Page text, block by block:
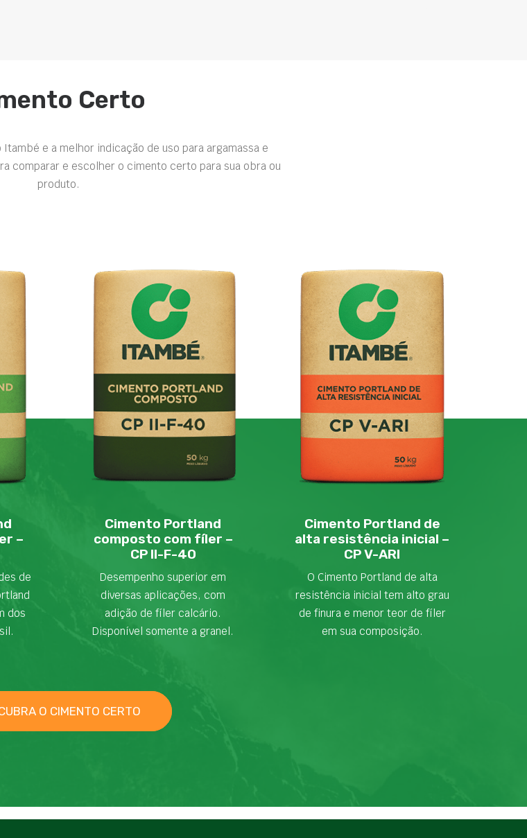
Certo
e a melhor indicação de uso para argamassa e
comparar e escolher o cimento certo para sua obra ou
produto.
–
de
dos
Cimento Portland
composto com fíler –
CP II-F-40
Desempenho superior em
diversas aplicações, com
adição de fíler calcário.
Disponível somente a granel.
Cimento Portland de
alta resistência inicial –
CP V-ARI
O Cimento Portland de alta
resistência inicial tem alto grau
de finura e menor teor de fíler
em sua composição.
O CIMENTO CERTO